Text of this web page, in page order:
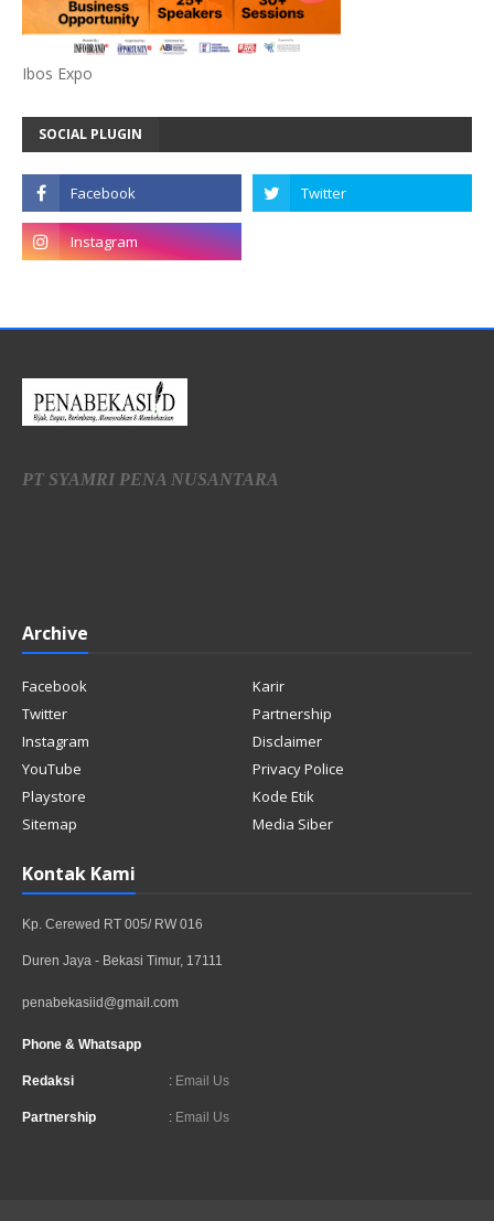
Ibos Expo
SOCIAL PLUGIN
PT SYAMRI PENA NUSANTARA
Archive
Facebook
Karir
Twitter
Partnership
Instagram
Disclaimer
YouTube
Privacy Police
Playstore
Kode Etik
Sitemap
Media Siber
Kontak Kami
Kp. Cerewed RT 005/ RW 016
Duren Jaya - Bekasi Timur, 17111
penabekasiid@gmail.com
Phone & Whatsapp
Redaksi : Email Us
Partnership : Email Us